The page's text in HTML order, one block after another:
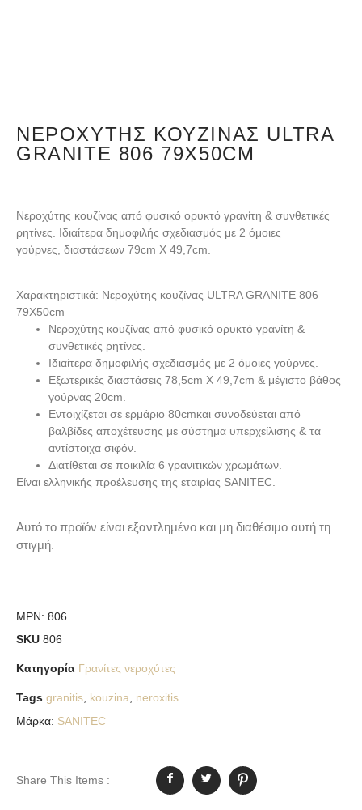
ΝΕΡΟΧΎΤΗΣ ΚΟΥΖΊΝΑΣ ULTRA
GRANITE 806 79X50CM
Νεροχύτης κουζίνας από φυσικό ορυκτό γρανίτη & συνθετικές
ρητίνες. Ιδιαίτερα δημοφιλής σχεδιασμός με 2 όμοιες
γούρνες, διαστάσεων 79cm Χ 49,7cm.
Χαρακτηριστικά: Νεροχύτης κουζίνας ULTRA GRANITE 806
79X50cm
Νεροχύτης κουζίνας από φυσικό ορυκτό γρανίτη &
συνθετικές ρητίνες.
Ιδιαίτερα δημοφιλής σχεδιασμός με 2 όμοιες γούρνες.
Εξωτερικές διαστάσεις 78,5cm Χ 49,7cm & μέγιστο βάθος
γούρνας 20cm
Εντοιχίζεται σε ερμάριο 80cmκαι συνοδεύεται από
βαλβίδες αποχέτευσης με σύστημα υπερχείλισης & τα
αντίστοιχα σιφόν.
Διατίθεται σε ποικιλία 6 γρανιτικών χρωμάτων.
Είναι ελληνικής προέλευσης της εταιρίας SANITEC.
Αυτό το προϊόν είναι εξαντλημένο και μη διαθέσιμο αυτή τη
στιγμή.
MPN: 806
SKU 806
Κατηγορία Γρανίτες νεροχύτες
Tags granitis kouzina
neroxitis
Μάρκα: SANITEC
Share This Items :